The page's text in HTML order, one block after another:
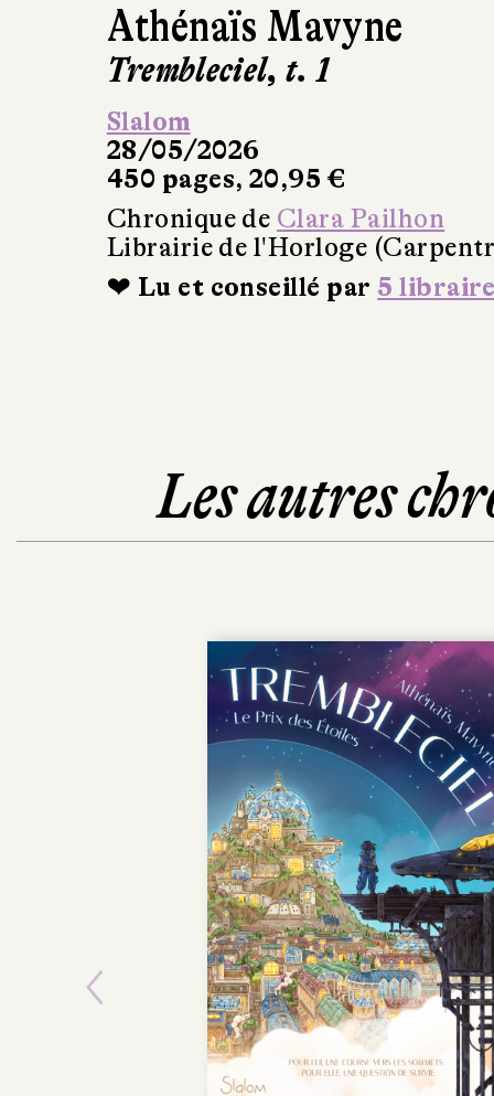
Athénaïs Mavyne
Trembleciel, t. 1
Slalom
28/05/2026
450 pages, 20,95 €
Chronique de Clara Pailhon
Librairie de l'Horloge
❤ Lu et conseillé par 5
Les autres
Previous